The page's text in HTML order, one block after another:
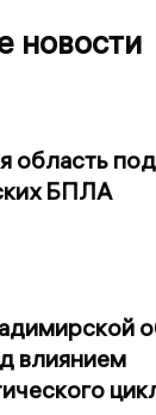
новости
область
БПЛА
влиянием